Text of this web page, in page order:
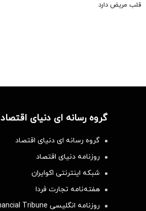
قلب مریض دارد
گروه رسانه ای دنیای اقتصاد
گروه رسانه ای دنیای اقتصاد
روزنامه دنیای اقتصاد
شبکه اینترنتی اکوایران
هفته‌نامه تجارت فردا
روزنامه انگلیسی Financial Tribune